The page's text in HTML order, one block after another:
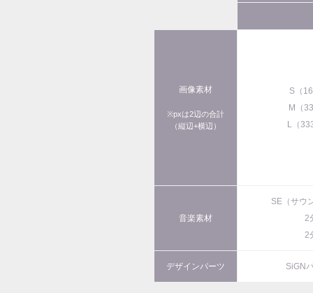
画像素材
※pxは2辺の合計
（縦辺+横辺）
S（
M（
L（
音楽素材
SE（サウ
2
2
デザインパーツ SiGN